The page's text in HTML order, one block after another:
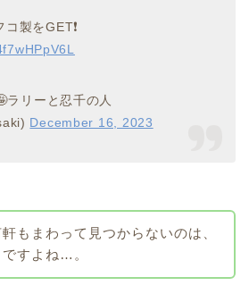
製をGET❗
リーと忍千の人
December 16, 2023
もまわって見つからないのは、
すよね…。